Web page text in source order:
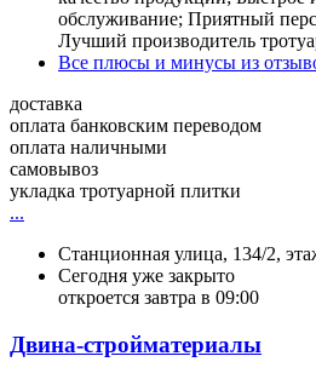
обслуживание; Приятный
Лучший производитель
Все плюсы и минусы из
доставка
оплата банковским переводом
оплата наличными
самовывоз
укладка тротуарной плитки
...
Станционная улица, 134/2,
Сегодня уже закрыто
откроется завтра в 09:00
Двина-стройматериалы